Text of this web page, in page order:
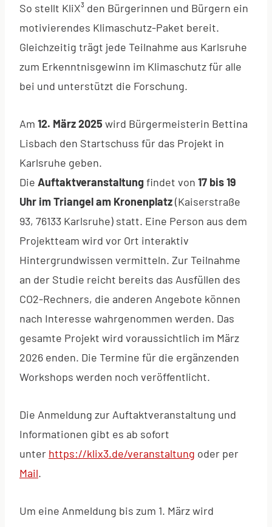
So stellt KliX³ den Bürgerinnen und Bürgern ein
motivierendes Klimaschutz-Paket bereit.
Gleichzeitig trägt jede Teilnahme aus Karlsruhe
zum Erkenntnisgewinn im Klimaschutz für alle
bei und unterstützt die Forschung.
Am 12. März 2025 wird Bürgermeisterin Bettina
Lisbach den Startschuss für das Projekt in
Karlsruhe geben.
Die Auftaktveranstaltungfindet von 17 bis 19
Uhr im Triangel am Kronenplatz(Kaiserstraße
93, 76133 Karlsruhe) statt. Eine Person aus dem
Projektteam wird vor Ort interaktiv
Hintergrundwissen vermitteln. Zur Teilnahme
an der Studie reicht bereits das Ausfüllen des
CO2-Rechners, die anderen Angebote können
nach Interesse wahrgenommen werden. Das
gesamte Projekt wird voraussichtlich im März
2026 enden. Die Termine für die ergänzenden
Workshops werden noch veröffentlicht.
Die Anmeldung zur Auftaktveranstaltung und
Informationen gibt es ab sofort
unter https://klix3.de/veranstaltung oder per
Mail.
Um eine Anmeldung bis zum 1. März wird